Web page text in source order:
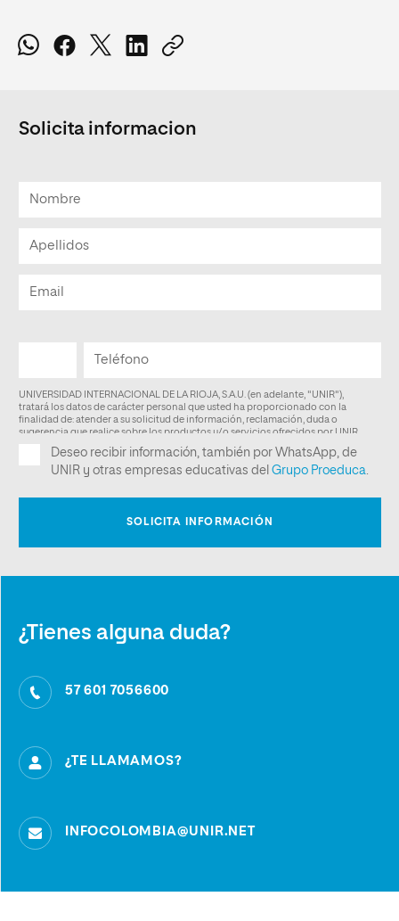
Solicita informacion
¿Tienes alguna duda?
57 601 7056600
¿TE LLAMAMOS?
INFOCOLOMBIA@UNIR.NET